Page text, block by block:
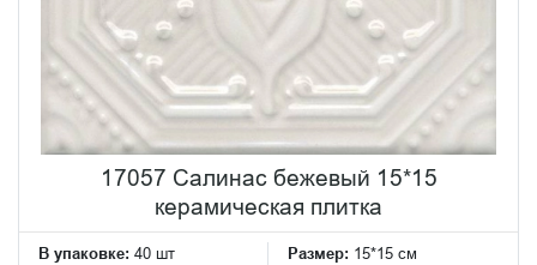
17057 Салинас бежевый 15*15
керамическая плитка
В упаковке: 40 шт Размер: 15*15 см